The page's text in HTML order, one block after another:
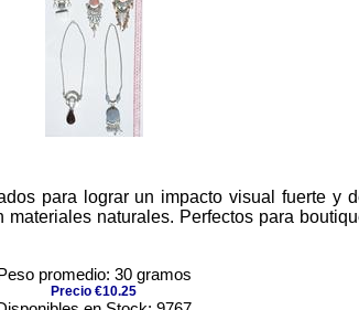
para lograr un impacto visual fuerte y
naturales. Perfectos para
promedio: 30 gramos
Precio €10.25